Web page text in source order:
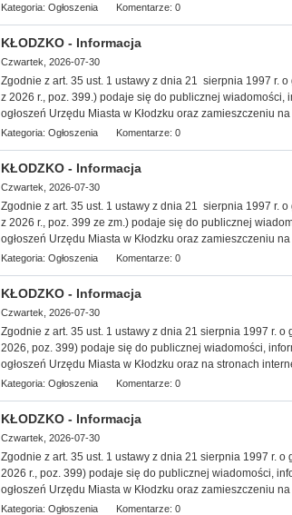
Kategoria: Ogłoszenia Komentarze: 0
KŁODZKO - Informacja
Czwartek, 2026-07-30
Zgodnie z art. 35 ust. 1 ustawy z dnia 21 sierpnia 1997 r.
z 2026 r., poz. 399.) podaje się do publicznej wiadomości,
ogłoszeń Urzędu Miasta w Kłodzku oraz zamieszczeniu
Kategoria: Ogłoszenia Komentarze: 0
KŁODZKO - Informacja
Czwartek, 2026-07-30
Zgodnie z art. 35 ust. 1 ustawy z dnia 21 sierpnia 1997 r.
z 2026 r., poz. 399 ze zm.) podaje się do publicznej
ogłoszeń Urzędu Miasta w Kłodzku oraz zamieszczeniu
Kategoria: Ogłoszenia Komentarze: 0
KŁODZKO - Informacja
Czwartek, 2026-07-30
Zgodnie z art. 35 ust. 1 ustawy z dnia 21 sierpnia 1997 r.
2026, poz. 399) podaje się do publicznej wiadomości,
ogłoszeń Urzędu Miasta w Kłodzku oraz na stronach
Kategoria: Ogłoszenia Komentarze: 0
KŁODZKO - Informacja
Czwartek, 2026-07-30
Zgodnie z art. 35 ust. 1 ustawy z dnia 21 sierpnia 1997 r.
2026 r., poz. 399) podaje się do publicznej wiadomości,
ogłoszeń Urzędu Miasta w Kłodzku oraz zamieszczeniu
Kategoria: Ogłoszenia Komentarze: 0